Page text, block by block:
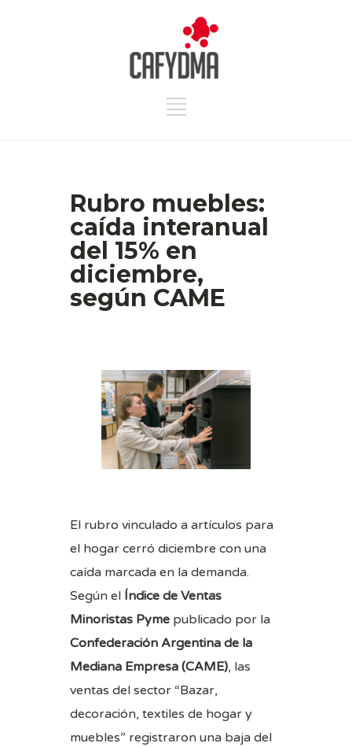
Rubro muebles:
caída interanual
del 15% en
diciembre,
según CAME
El rubro vinculado a artículos para
el hogar cerró diciembre con una
caída marcada en la demanda.
Según el Índice de Ventas
Minoristas Pyme publicado por la
Confederación Argentina de la
Mediana Empresa (CAME), las
ventas del sector “Bazar,
decoración, textiles de hogar y
muebles” registraron una baja del